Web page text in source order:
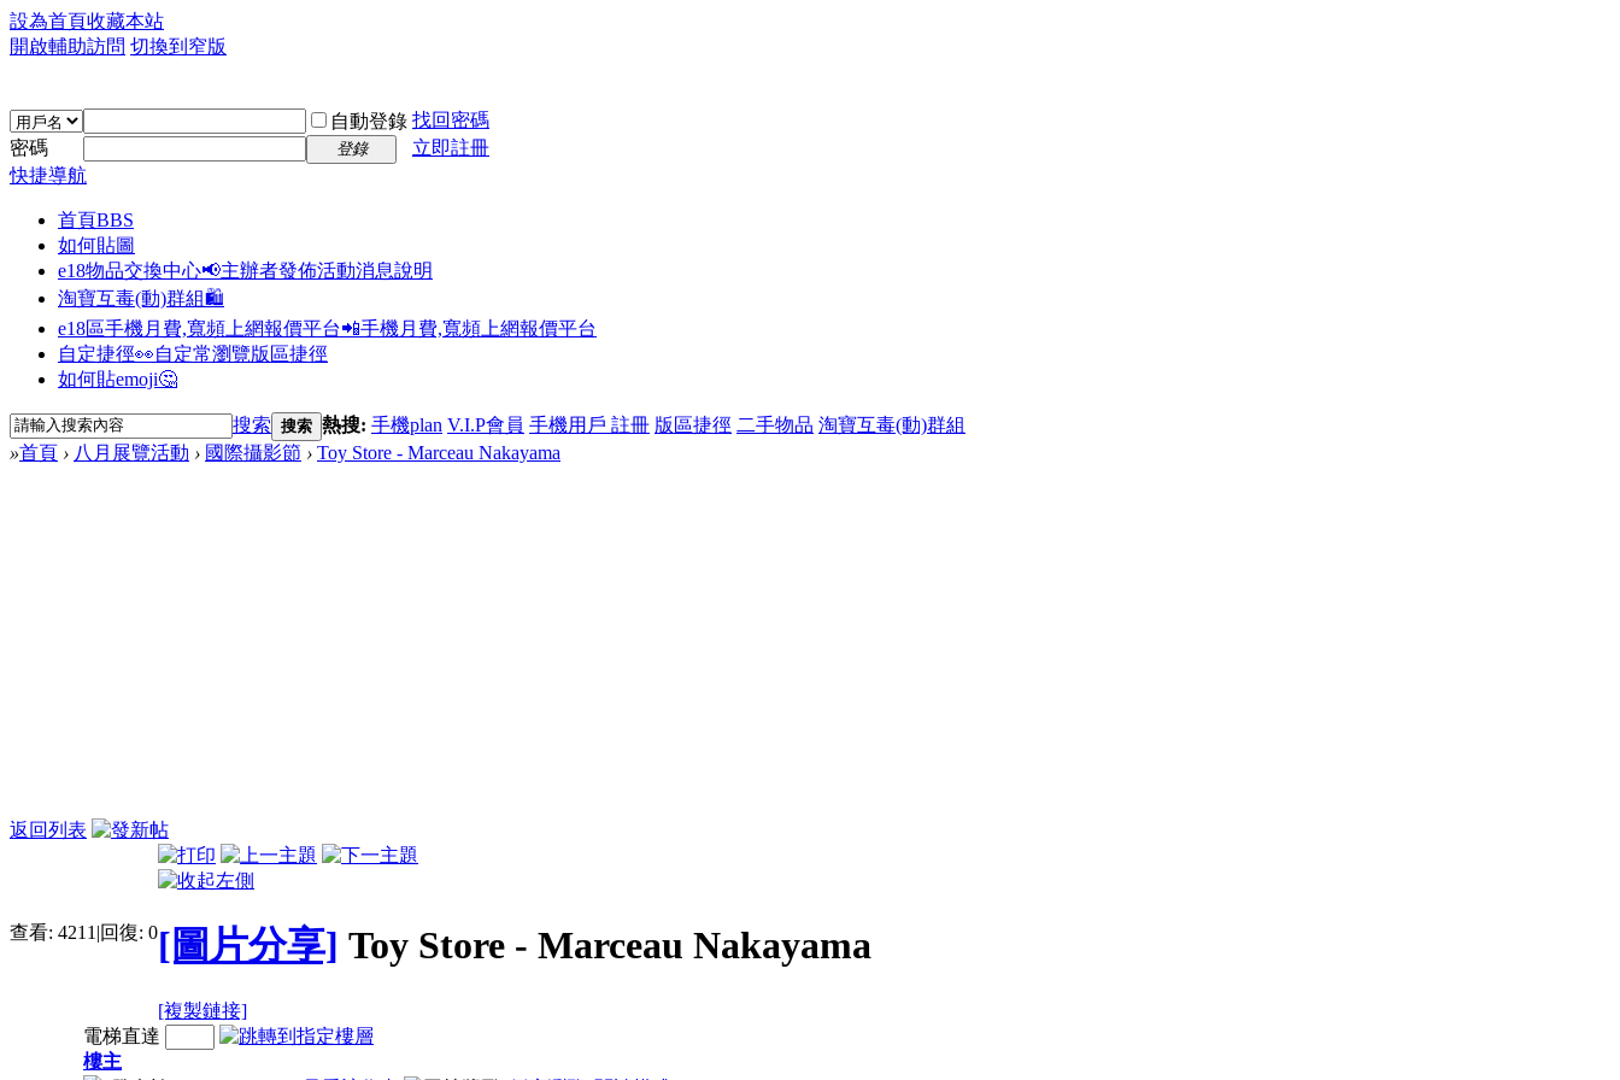
設為首頁收藏本站
開啟輔助訪問 切換到窄版
自動登錄 找回密碼
密碼
登錄
立即註冊
快捷導航
首頁BBS
如何貼圖
e18物品交換中心📢主辦者發佈活動消息說明
淘寶互毒(動)群組🛍️
e18區手機月費,寬頻上網報價平台📲手機月費,寬頻上網報價平台
自定捷徑👀自定常瀏覽版區捷徑
如何貼emoji🤔
搜索 搜索 熱搜: 手機plan V.I.P會員 手機用戶 註冊 版區捷徑 二手物品 淘寶互毒(動)群組
»首頁 › 八月展覽活動 › 國際攝影節 › Toy Store - Marceau Nakayama
返回列表
查看: 4211 |回復: 0[圖片分享] Toy Store - Marceau Nakayama
[複製鏈接]
電梯直達
樓主